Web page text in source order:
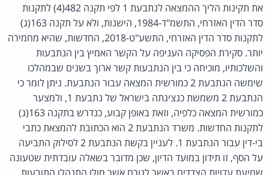
את תקינות הליך ההמצאה לנתבעת 1 לפי תקנה 482(4) לתקנות
סדר הדין האזרחי, התשמ"ד-1984, הישנות, ולא על תקנה 163(ג)
לתקנות סדר הדין האזרחי, התשע"ט-2018, החדשות, שהיא מחמירה
יותר. סקירת הפסיקה העניפה על הקשר האמיץ בין הנתבעות
והשלכותיו, מוכיחה כי בין הנתבעות קשר ארוך בשנים שבמהלכו
שימשה הנתבעת 2 כמורשית המצאה עבור הנתבעת. ניתן לומר כי
הנתבעת 2 משמשת כנציגתה בישראל של נתבעת 1, ולמצער
כמורשית המצאה כלפיה, וזאת באופן קבוע, כנדרש בתקנה 163(ג)
לתקנות החדשות. משרד הנתבעת 2 הוא הכתובת להמצאת כתבי
בי-דין עבור הנתבעת 1. לעניין בקשת הנתבעת 2 לסילוק התביעה
על הסף, זו תידון במועד הדיון, שכן מדובר בשאלה עובדתית שטעונה